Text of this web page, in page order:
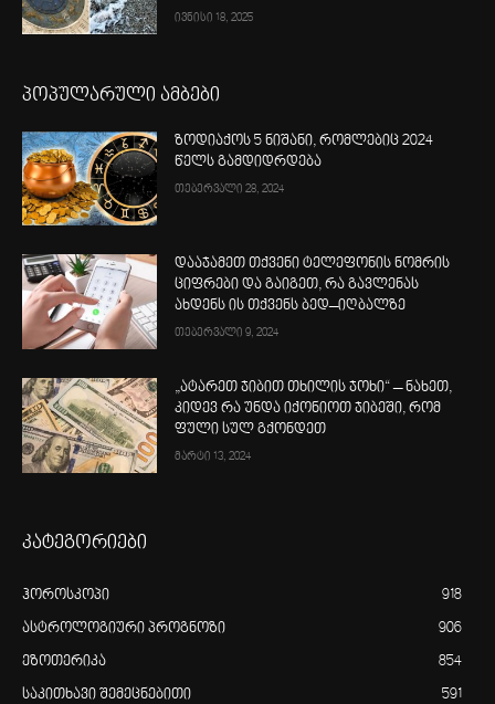
ივნისი 18, 2025
პოპულარული ამბები
ზოდიაქოს 5 ნიშანი, რომლებიც 2024
წელს გამდიდრდება
თებერვალი 28, 2024
დააჯამეთ თქვენი ტელეფონის ნომრის
ციფრები და გაიგეთ, რა გავლენას
ახდენს ის თქვენს ბედ–იღბალზე
თებერვალი 9, 2024
„ატარეთ ჯიბით თხილის ჯოხი“ – ნახეთ,
კიდევ რა უნდა იქონიოთ ჯიბეში, რომ
ფული სულ გქონდეთ
მარტი 13, 2024
კატეგორიები
ჰოროსკოპი 918
ასტროლოგიური პროგნოზი 906
ეზოთერიკა 854
საკითხავი შემეცნებითი 591